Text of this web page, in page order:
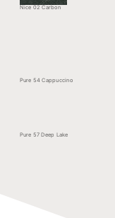
Nice 02 Carbon
Pure 54 Cappuccino
Pure 57 Deep Lake